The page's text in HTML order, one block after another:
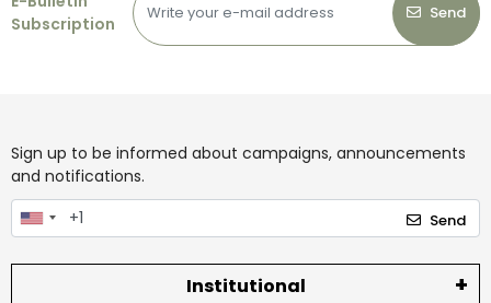
Subscription
Send
Sign up to be informed about campaigns, announcements
and notifications.
Send
Institutional